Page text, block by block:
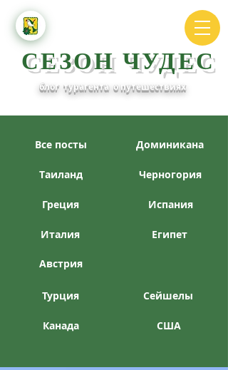
СЕЗОН ЧУДЕС
блог турагента о путешествиях
Все посты
Таиланд
Греция
Италия
Австрия
Доминикана
Черногория
Испания
Египет
Турция
Канада
Сейшелы
США